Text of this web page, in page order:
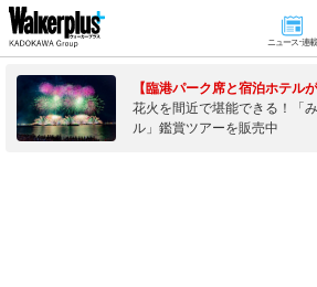
ニュース･連載
【臨港パーク席と宿泊ホテル
花火を間近で堪能できる！「
ル」鑑賞ツアーを販売中